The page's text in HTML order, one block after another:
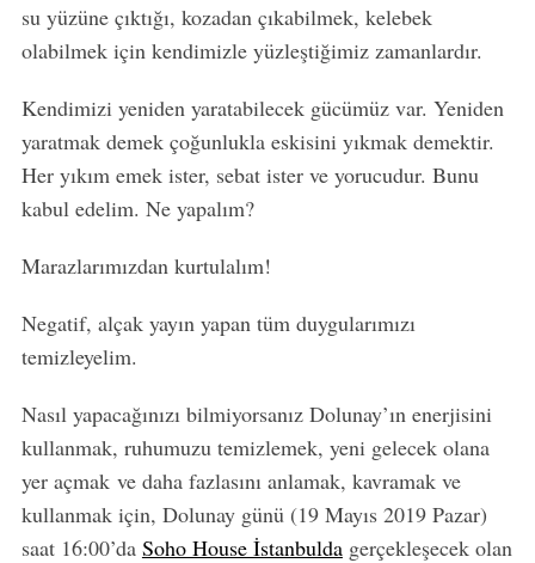
su yüzüne çıktığı, kozadan çıkabilmek, kelebek
olabilmek için kendimizle yüzleştiğimiz zamanlardır.
Kendimizi yeniden yaratabilecek gücümüz var. Yeniden
yaratmak demek çoğunlukla eskisini yıkmak demektir.
Her yıkım emek ister, sebat ister ve yorucudur. Bunu
kabul edelim. Ne yapalım?
Marazlarımızdan kurtulalım!
Negatif, alçak yayın yapan tüm duygularımızı
temizleyelim.
Nasıl yapacağınızı bilmiyorsanız Dolunay’ın enerjisini
kullanmak, ruhumuzu temizlemek, yeni gelecek olana
yer açmak ve daha fazlasını anlamak, kavramak ve
kullanmak için, Dolunay günü (19 Mayıs 2019 Pazar)
saat 16:00’da Soho House İstanbuldagerçekleşecek olan